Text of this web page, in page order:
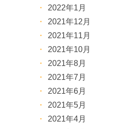
2022年1月
2021年12月
2021年11月
2021年10月
2021年8月
2021年7月
2021年6月
2021年5月
2021年4月